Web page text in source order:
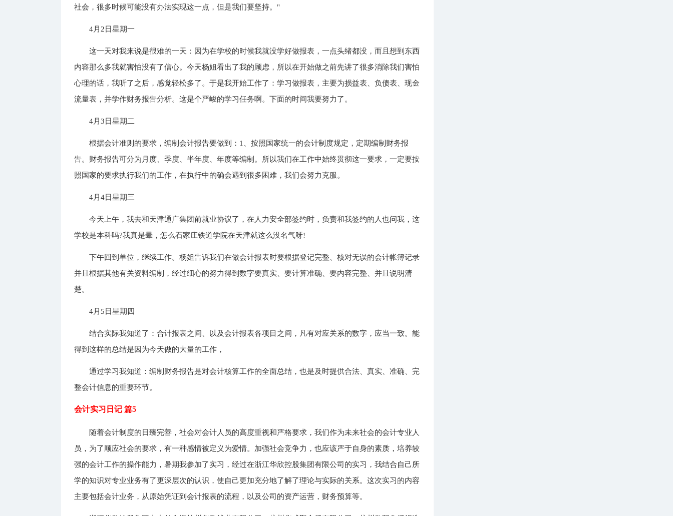
社会，很多时候可能没有办法实现这一点，但是我们要坚持。"
4月2日星期一
这一天对我来说是很难的一天：因为在学校的时候我就没学好做报表，一点头绪都没，而且想到东西
内容那么多我就害怕没有了信心。今天杨姐看出了我的顾虑，所以在开始做之前先讲了很多消除我们害怕
心理的话，我听了之后，感觉轻松多了。于是我开始工作了：学习做报表，主要为损益表、负债表、现金
流量表，并学作财务报告分析。这是个严峻的学习任务啊。下面的时间我要努力了。
4月3日星期二
根据会计准则的要求，编制会计报告要做到：1、按照国家统一的会计制度规定，定期编制财务报
告。财务报告可分为月度、季度、半年度、年度等编制。所以我们在工作中始终贯彻这一要求，一定要按
照国家的要求执行我们的工作，在执行中的确会遇到很多困难，我们会努力克服。
4月4日星期三
今天上午，我去和天津通广集团前就业协议了，在人力安全部签约时，负责和我签约的人也问我，这
学校是本科吗?我真是晕，怎么石家庄铁道学院在天津就这么没名气呀!
下午回到单位，继续工作。杨姐告诉我们在做会计报表时要根据登记完整、核对无误的会计帐簿记录
并且根据其他有关资料编制，经过细心的努力得到数字要真实、要计算准确、要内容完整、并且说明清
楚。
4月5日星期四
结合实际我知道了：合计报表之间、以及会计报表各项目之间，凡有对应关系的数字，应当一致。能
得到这样的总结是因为今天做的大量的工作，
通过学习我知道：编制财务报告是对会计核算工作的全面总结，也是及时提供合法、真实、准确、完
整会计信息的重要环节。
会计实习日记 篇5
随着会计制度的日臻完善，社会对会计人员的高度重视和严格要求，我们作为未来社会的会计专业人
员，为了顺应社会的要求，有一种感情被定义为爱情。加强社会竞争力，也应该严于自身的素质，培养较
强的会计工作的操作能力，暑期我参加了实习，经过在浙江华欣控股集团有限公司的实习，我结合自己所
学的知识对专业业务有了更深层次的认识，使自己更加充分地了解了理论与实际的关系。这次实习的内容
主要包括会计业务，从原始凭证到会计报表的流程，以及公司的资产运营，财务预算等。